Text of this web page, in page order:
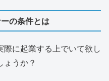
の条件とは
に起業する上でいて欲し
うか？